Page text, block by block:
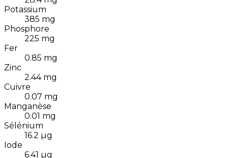
Potassium
385 mg
Phosphore
225 mg
Fer
0.85 mg
Zinc
2.44 mg
Cuivre
0.07 mg
Manganèse
0.01 mg
Sélénium
16.2 µg
Iode
6.41 µg